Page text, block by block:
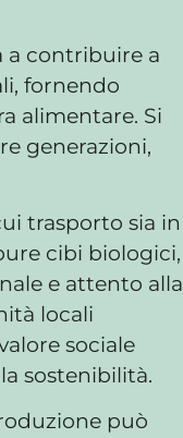
a contribuire a
fornendo
alimentare. Si
generazioni,
trasporto sia in
cibi biologici,
e attento alla
locali
sociale
sostenibilità.
può